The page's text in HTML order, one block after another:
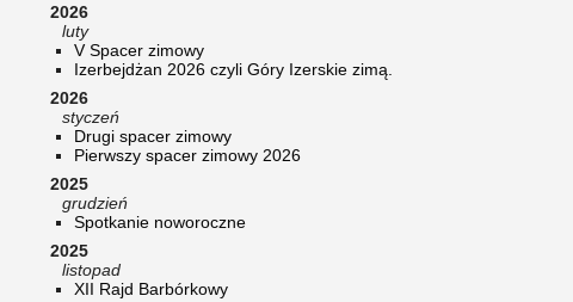
2026
luty
V Spacer zimowy
Izerbejdżan 2026 czyli Góry Izerskie zimą.
2026
styczeń
Drugi spacer zimowy
Pierwszy spacer zimowy 2026
2025
grudzień
Spotkanie noworoczne
2025
listopad
XII Rajd Barbórkowy